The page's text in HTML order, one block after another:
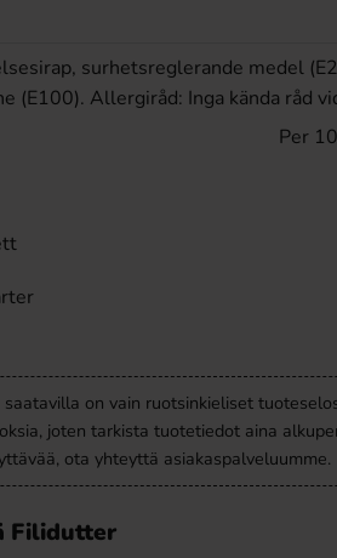
surhetsreglerande medel
(E100). Allergiråd: Inga kända råd
Per
on vain ruotsinkieliset
joten tarkista tuotetiedot aina
ota yhteyttä asiakaspalveluumme.
Filidutter